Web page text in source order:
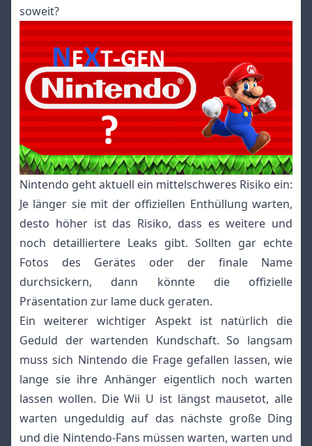
soweit?
Nintendo geht aktuell ein mittelschweres Risiko ein:
Je länger sie mit der offiziellen Enthüllung warten,
desto höher ist das Risiko, dass es weitere und
noch detailliertere Leaks gibt. Sollten gar echte
Fotos des Gerätes oder der finale Name
durchsickern, dann könnte die offizielle
Präsentation zur lame duck geraten.
Ein weiterer wichtiger Aspekt ist natürlich die
Geduld der wartenden Kundschaft. So langsam
muss sich Nintendo die Frage gefallen lassen, wie
lange sie ihre Anhänger eigentlich noch warten
lassen wollen. Die Wii U ist längst mausetot, alle
warten ungeduldig auf das nächste große Ding
und die Nintendo-Fans müssen warten, warten und